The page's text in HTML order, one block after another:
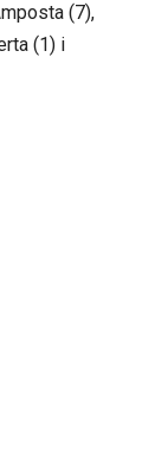
(7),
(1) i